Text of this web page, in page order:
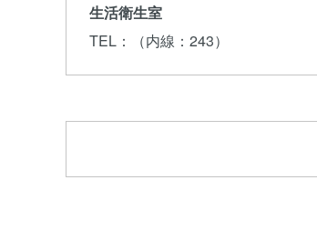
生活衛生室
TEL ：（内線：243）